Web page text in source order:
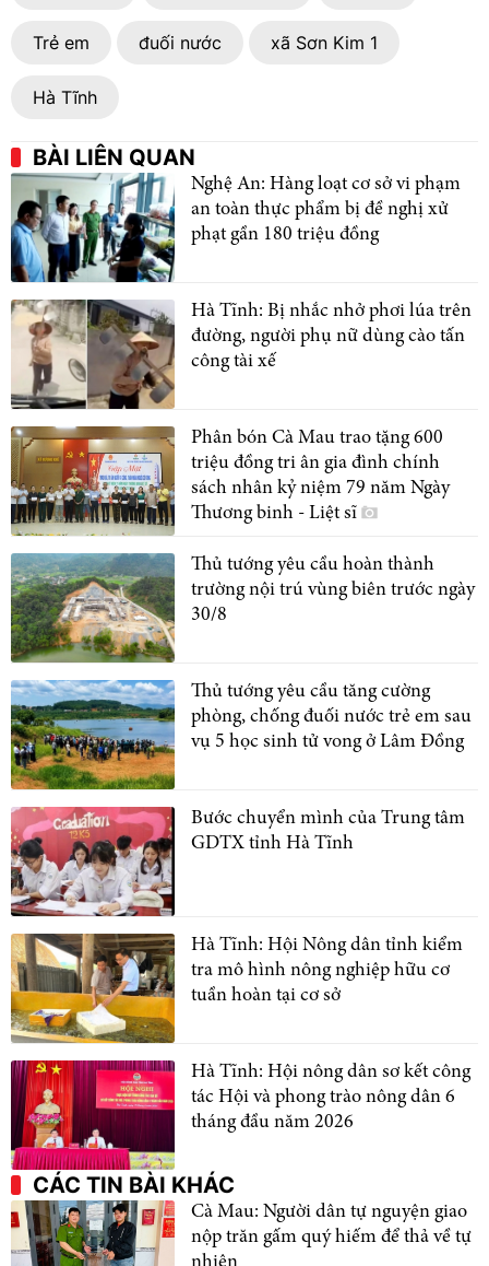
Trẻ em đuối nước xã Sơn Kim 1
Hà Tĩnh
BÀI LIÊN QUAN
Nghệ An: Hàng loạt cơ sở vi phạm
an toàn thực phẩm bị đề nghị xử
phạt gần 180 triệu đồng
Hà Tĩnh: Bị nhắc nhở phơi lúa trên
đường, người phụ nữ dùng cào tấn
công tài xế
Phân bón Cà Mau trao tặng 600
triệu đồng tri ân gia đình chính
sách nhân kỷ niệm 79 năm Ngày
Thương binh - Liệt sĩ
Thủ tướng yêu cầu hoàn thành
trường nội trú vùng biên trước ngày
30/8
Thủ tướng yêu cầu tăng cường
phòng, chống đuối nước trẻ em sau
vụ 5 học sinh tử vong ở Lâm Đồng
Bước chuyển mình của Trung tâm
GDTX tỉnh Hà Tĩnh
Hà Tĩnh: Hội Nông dân tỉnh kiểm
tra mô hình nông nghiệp hữu cơ
tuần hoàn tại cơ sở
Hà Tĩnh: Hội nông dân sơ kết công
tác Hội và phong trào nông dân 6
tháng đầu năm 2026
CÁC TIN BÀI KHÁC
Cà Mau: Người dân tự nguyện giao
nộp trăn gấm quý hiếm để thả về tự